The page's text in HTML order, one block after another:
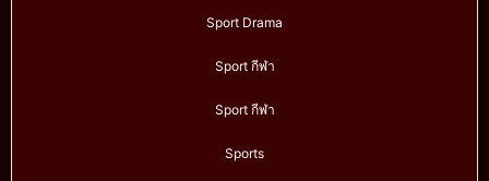
Sport Drama
Sport กีฬา
Sport กีฬา
Sports